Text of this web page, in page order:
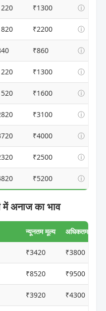
₹1300 ⓘ
₹2200 ⓘ
₹860 ⓘ
₹1300 ⓘ
₹1600 ⓘ
₹3100 ⓘ
₹4000 ⓘ
₹2500 ⓘ
₹5200 ⓘ
अनाज का भाव
न्यूनतम मूल्य अधिकतम मूल्य
₹3420 ₹3800
₹8520 ₹9500
₹3920 ₹4300